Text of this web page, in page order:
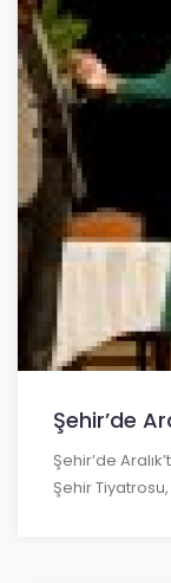
Şehir’de
Şehir’de
Şehir Tiyatrosu,